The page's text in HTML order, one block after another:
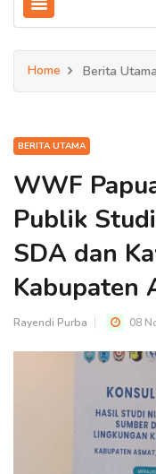
Home Berita Utama
BERITA UTAMA
WWF
Publik
SDA dan
Kabupaten
Rayendi Purba 08